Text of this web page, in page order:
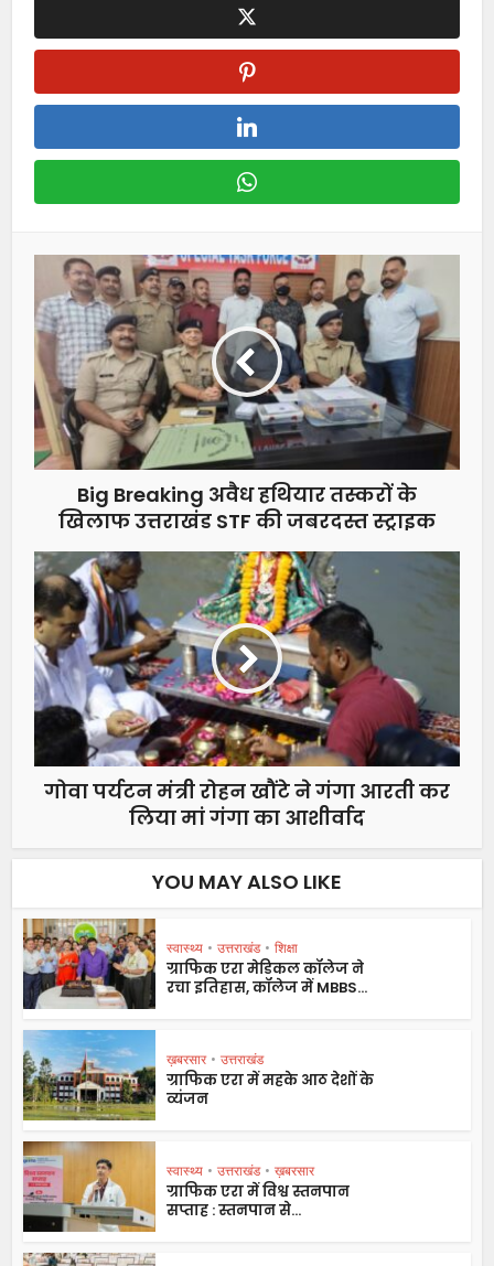
Big Breaking अवैध हथियार तस्करों के
खिलाफ उत्तराखंड STF की जबरदस्त स्ट्राइक
गोवा पर्यटन मंत्री रोहन खौंटे ने गंगा आरती कर
लिया मां गंगा का आशीर्वाद
YOU MAY ALSO LIKE
स्वास्थ्य • उत्तराखंड • शिक्षा
ग्राफिक एरा मेडिकल कॉलेज ने
रचा इतिहास, कॉलेज में MBBS...
ख़बरसार • उत्तराखंड
ग्राफिक एरा में महके आठ देशों के
व्यंजन
स्वास्थ्य • उत्तराखंड • ख़बरसार
ग्राफिक एरा में विश्व स्तनपान
सप्ताह : स्तनपान से...